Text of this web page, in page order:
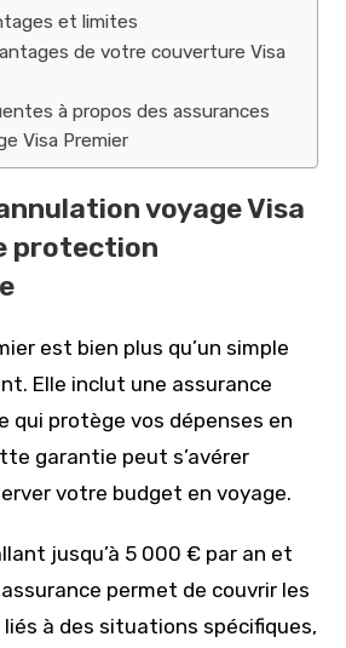
et limites
de votre couverture Visa
à propos des assurances
Visa Premier
voyage Visa
protection
est bien plus qu’un simple
Elle inclut une assurance
qui protège vos dépenses en
garantie peut s’avérer
votre budget en voyage.
jusqu’à 5 000 € par an et
permet de couvrir les
à des situations spécifiques,